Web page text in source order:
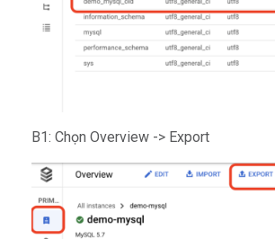
B1: Chọn Overview -> Export